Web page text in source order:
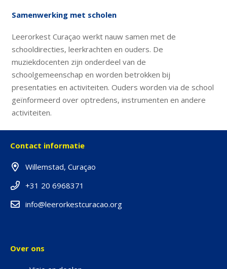
Samenwerking met scholen
Leerorkest Curaçao werkt nauw samen met de
schooldirecties, leerkrachten en ouders. De
muziekdocenten zijn onderdeel van de
schoolgemeenschap en worden betrokken bij
presentaties en activiteiten. Ouders worden via de school
geïnformeerd over optredens, instrumenten en andere
activiteiten.
Contact informatie
Willemstad, Curaçao
+31 20 6968371
info@leerorkestcuracao.org
Over ons